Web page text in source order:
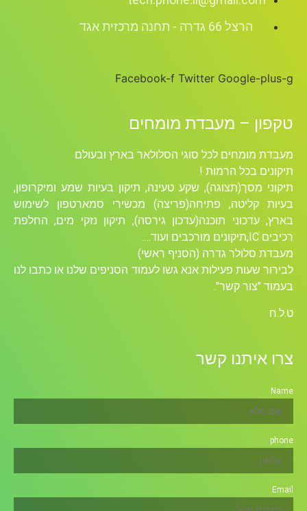
הרצל 66 גדרה - תחנה מרכזית אגד
Facebook-f Twitter Google-plus-g
טקפון – מעבדת מומחים
מעבדת מומחים לכל סוגי הסלולאר בארץ ובעולם
תיקונים בכל הרמות !
תיקוני מסך(תצוגה), שקע טעינה, תיקון בעיות שמע ומיקרופון,
בעיות קליטה, פתיחה(פריצה) מכשירי סמארטפון לשימוש
בארץ, עדכוני תוכנה(עדכון גירסה), תיקון נזקי מים, החלפת
רכיבים ICׁ,תיקונים מורכבים ועוד….
מעבדת סלולר גדרה (הסניף ראשי)
לבירור שעות פעילות אנא גשו לעמוד הסניפים שלנו או כתבו לנו
בעמוד "צור קשר".
ט.ל.ח
צרו איתנו קשר
Name
phone
Email